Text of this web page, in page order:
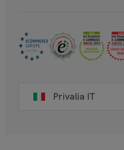
Privalia IT